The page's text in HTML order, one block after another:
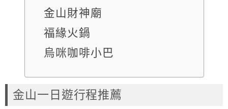
金山財神廟
福緣火鍋
烏咪咖啡小巴
金山一日遊行程推薦